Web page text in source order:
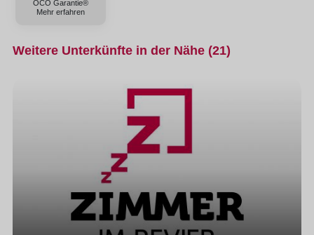
OCO Garantie®
Mehr erfahren
Weitere Unterkünfte in der Nähe (21)